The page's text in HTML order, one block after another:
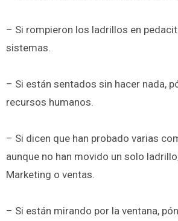
– Si rompieron los ladrillos en
sistemas.
– Si están sentados sin hacer nada,
recursos humanos.
– Si dicen que han probado varias
aunque no han movido un solo
Marketing o ventas.
– Si están mirando por la ventana,